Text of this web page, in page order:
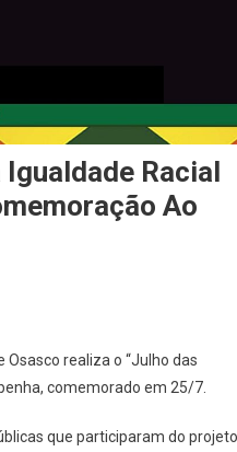
Racial
Ao
realiza o “Julho das
comemorado em 25/7.
que participaram do projeto